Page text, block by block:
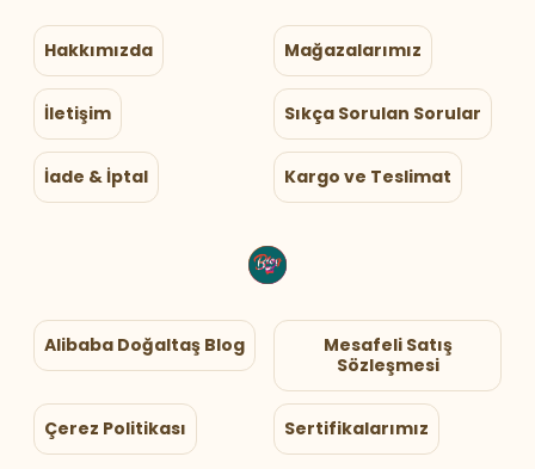
Hakkımızda Mağazalarımız
İletişim Sıkça Sorulan Sorular
İade & İptal Kargo ve Teslimat
Alibaba Doğaltaş Blog
Mesafeli Satış
Sözleşmesi
Çerez Politikası Sertifikalarımız